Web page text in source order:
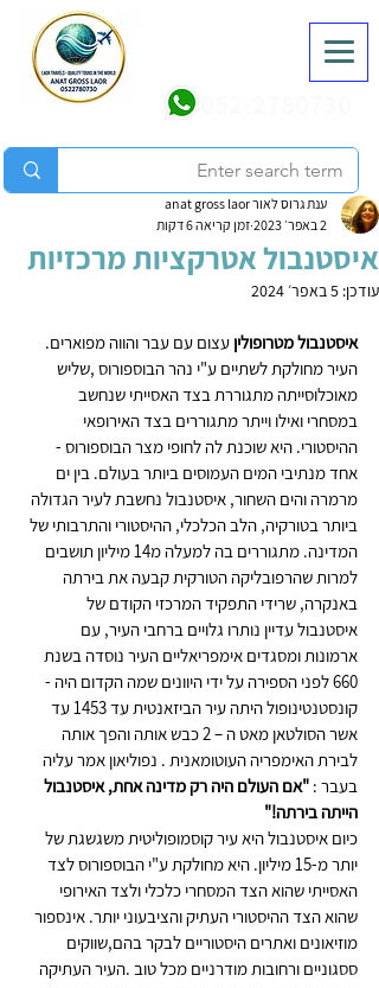
איסטנבול אטרקציות מרכזיות
ענת גרוס לאור anat gross laor
2 באפר׳ 2023
זמן קריאה 6 דקות
עודכן: 5 באפר׳ 2024
איסטנבול מטרופולין עצום עם עבר והווה מפוארים.
העיר מחולקת לשתיים ע"י נהר הבוספורוס ,שליש
מאוכלוסייתה מתגוררת בצד האסייתי שנחשב
במסחרי ואילו וייתר מתגוררים בצד האירופאי
ההיסטורי. היא שוכנת לה לחופי מצר הבוספורוס -
אחד מנתיבי המים העמוסים ביותר בעולם. בין ים
מרמרה והים השחור, איסטנבול נחשבת לעיר הגדולה
ביותר בטורקיה, הלב הכלכלי, ההיסטורי והתרבותי של
המדינה. מתגוררים בה למעלה מ14 מיליון תושבים
למרות שהרפובליקה הטורקית קבעה את בירתה
באנקרה, שרידי התפקיד המרכזי הקודם של
איסטנבול עדיין נותרו גלויים ברחבי העיר, עם
ארמונות ומסגדים אימפריאליים העיר נוסדה בשנת
660 לפני הספירה על ידי היוונים שמה הקדום היה -
קונסטנטינופול היתה עיר הביזאנטית עד 1453 עד
אשר הסולטאן מאט ה – 2 כבש אותה והפך אותה
לבירת האימפריה העוטומאנית . נפוליאון אמר עליה
בעבר : "אם העולם היה רק ​​מדינה אחת, איסטנבול
הייתה בירתה!"
כיום איסטנבול היא עיר קוסמופוליטית משגשגת של
יותר מ-15 מיליון. היא מחולקת ע"י הבוספורוס לצד
האסייתי שהוא הצד המסחרי כלכלי ולצד האירופי
שהוא הצד ההיסטורי העתיק והציבעוני יותר. אינספור
מוזיאונים ואתרים היסטוריים לבקר בהם,שווקים
ססגוניים ורחובות מודרניים מכל טוב .העיר העתיקה